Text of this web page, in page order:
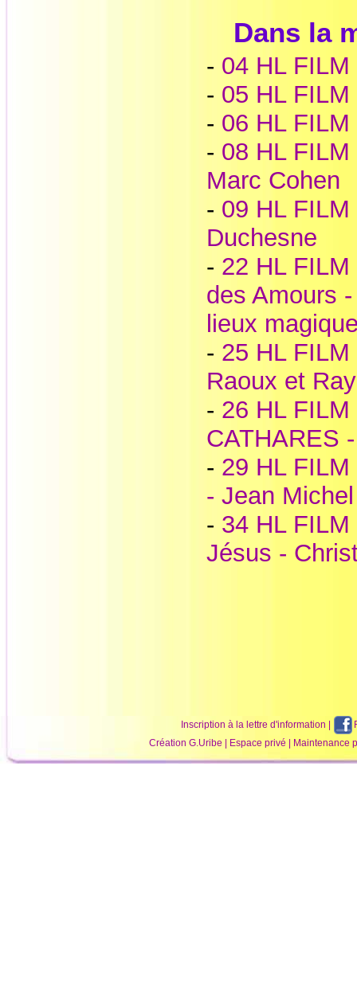
Dans la
- 04 HL FILM
- 05 HL
- 06 HL
- 08 HL FILM
Marc Cohen
- 09 HL
Duchesne
- 22 HL
des Amours
lieux
- 25 HL
Raoux et
- 26 HL
CATHARES
- 29 HL
- Jean
- 34 HL
Jésus -
Inscription à la lettre d'information |
CréationG.Uribe | Espace privé | Maintenance